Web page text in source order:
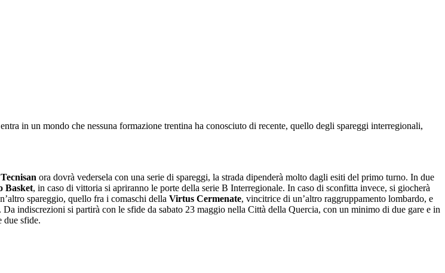
entra in un mondo che nessuna formazione trentina ha conosciuto di recente, quello degli spareggi interregionali,
Tecnisan ora dovrà vedersela con una serie di spareggi, la strada dipenderà molto dagli esiti del primo turno. In due
Basket, in caso di vittoria si apriranno le porte della serie B Interregionale. In caso di sconfitta invece, si giocherà
spareggio, quello fra i comaschi della Virtus Cermenate, vincitrice di un’altro raggruppamento lombardo, e
. Da indiscrezioni si partirà con le sfide da sabato 23 maggio nella Città della Quercia, con un minimo di due gare e in
due sfide.